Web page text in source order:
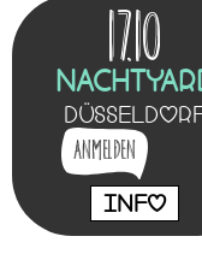
17.10
Anmelden
INFO